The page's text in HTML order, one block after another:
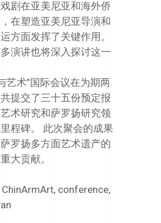
剧在亚美尼亚和海外侨
在塑造亚美尼亚导演和
方面发挥了关键作用。
演讲也将深入探讨这一
艺术”国际会议在为期两
提交了三十五份预定报
术研究和萨罗扬研究领
程碑。 此次聚会的成果
罗扬多方面艺术遗产的
大贡献。
ChinArmArt, conference,